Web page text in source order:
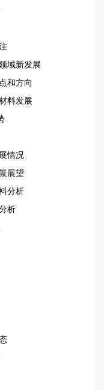
新发展
方向
发展
情况
展望
分析
析